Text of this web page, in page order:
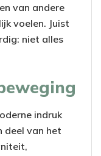
van andere
voelen. Juist
niet alles
indruk
deel van het